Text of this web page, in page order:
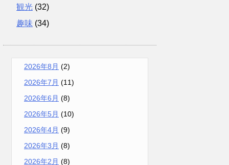
観光 (32)
趣味 (34)
2026年8月 (2)
2026年7月 (11)
2026年6月 (8)
2026年5月 (10)
2026年4月 (9)
2026年3月 (8)
2026年2月 (8)